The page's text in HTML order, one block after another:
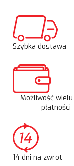
Szybka dostawa
Możliwość
płatności
14 dni na zwrot